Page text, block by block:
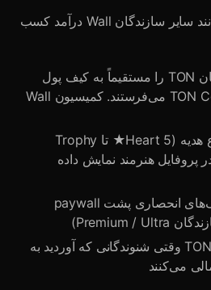
سازندگان Wall Music مانند سایر سازندگان Wall درآمد کسب
— شنوندگان TON را مستقیماً به کیف پول
شما از طریق TON Connect می‌فرستند. کمیسیون Wall
— ۸ نوع هدیه (Heart 5★ تا Trophy
پروفایل هنرمند نمایش داده
— آهنگ‌های انحصاری پشت paywall
— پاداش TON 10% وقتی شنوندگانی که آوردید به
می‌کنند